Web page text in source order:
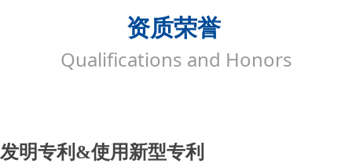
资质荣誉
Qualifications and Honors
发明专利&使用新型专利